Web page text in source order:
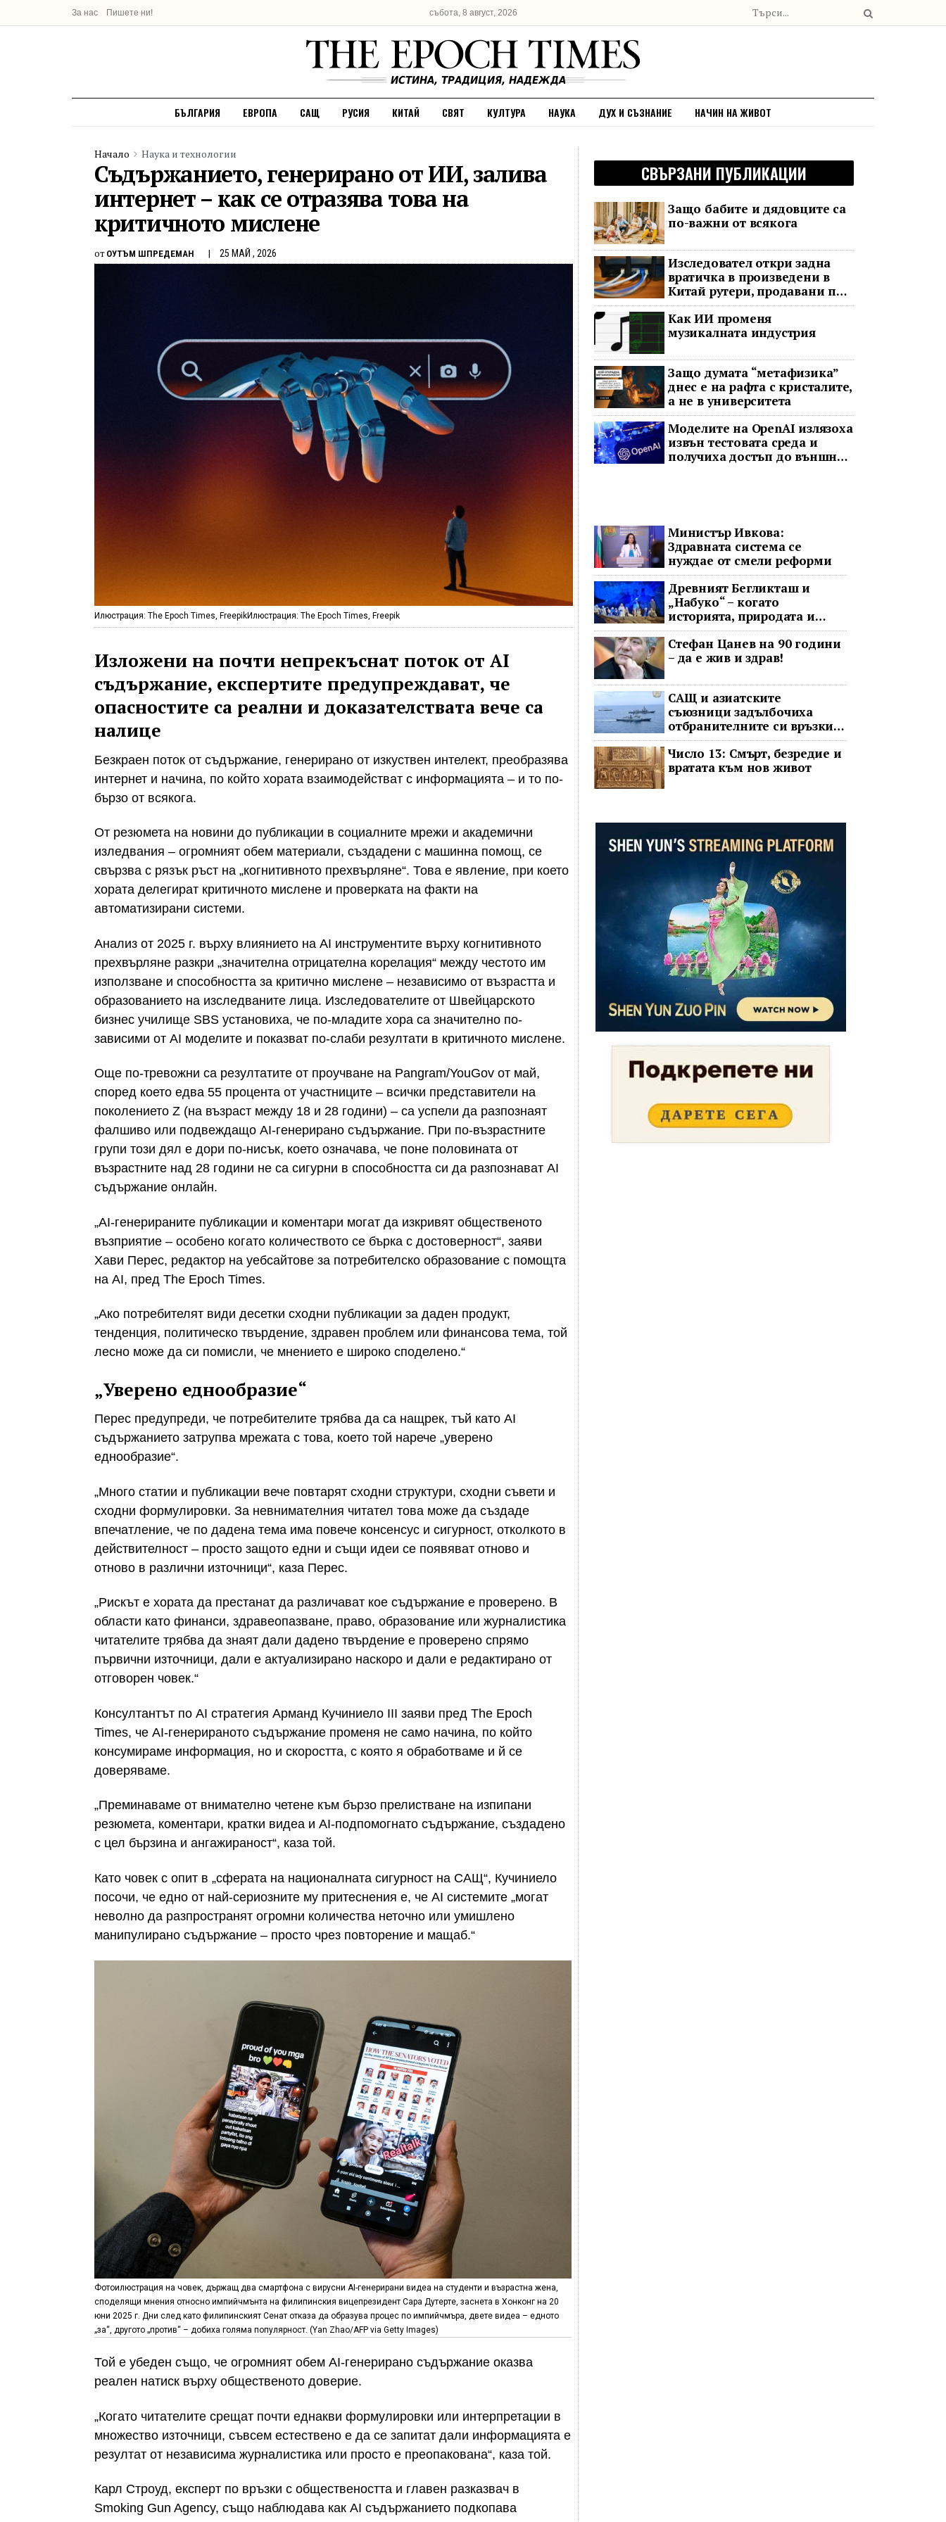
За нас Пишете ни! събота, 8 август, 2026
БЪЛГАРИЯ ЕВРОПА САЩ РУСИЯ КИТАЙ СВЯТ КУЛТУРА НАУКА ДУХ И СЪЗНАНИЕ НАЧИН НА ЖИВОТ
Начало Наука и технологии
Съдържанието, генерирано от ИИ, залива
интернет – как се отразява това на
критичното мислене
от ОУТЪМ ШПРЕДЕМАН 25 МАЙ , 2026
Илюстрация: The Epoch Times, FreepikИлюстрация: The Epoch Times, Freepik
Изложени на почти непрекъснат поток от AI
съдържание, експертите предупреждават, че
опасностите са реални и доказателствата вече са
налице
Безкраен поток от съдържание, генерирано от изкуствен интелект, преобразява
интернет и начина, по който хората взаимодействат с информацията – и то по-
бързо от всякога.
От резюмета на новини до публикации в социалните мрежи и академични
изледвания – огромният обем материали, създадени с машинна помощ, се
свързва с рязък ръст на „когнитивното прехвърляне“. Това е явление, при което
хората делегират критичното мислене и проверката на факти на
автоматизирани системи.
Анализ от 2025 г. върху влиянието на AI инструментите върху когнитивното
прехвърляне разкри „значителна отрицателна корелация“ между честото им
използване и способността за критично мислене – независимо от възрастта и
образованието на изследваните лица. Изследователите от Швейцарското
бизнес училище SBS установиха, че по-младите хора са значително по-
зависими от AI моделите и показват по-слаби резултати в критичното мислене.
Още по-тревожни са резултатите от проучване на Pangram/YouGov от май,
според което едва 55 процента от участниците – всички представители на
поколението Z (на възраст между 18 и 28 години) – са успели да разпознаят
фалшиво или подвеждащо AI-генерирано съдържание. При по-възрастните
групи този дял е дори по-нисък, което означава, че поне половината от
възрастните над 28 години не са сигурни в способността си да разпознават AI
съдържание онлайн.
„AI-генерираните публикации и коментари могат да изкривят общественото
възприятие – особено когато количеството се бърка с достоверност“, заяви
Хави Перес, редактор на уебсайтове за потребителско образование с помощта
на AI, пред The Epoch Times.
„Ако потребителят види десетки сходни публикации за даден продукт,
тенденция, политическо твърдение, здравен проблем или финансова тема, той
лесно може да си помисли, че мнението е широко споделено.“
„Уверено еднообразие“
Перес предупреди, че потребителите трябва да са нащрек, тъй като AI
съдържанието затрупва мрежата с това, което той нарече „уверено
еднообразие“.
„Много статии и публикации вече повтарят сходни структури, сходни съвети и
сходни формулировки. За невнимателния читател това може да създаде
впечатление, че по дадена тема има повече консенсус и сигурност, отколкото в
действителност – просто защото едни и същи идеи се появяват отново и
отново в различни източници“, каза Перес.
„Рискът е хората да престанат да различават кое съдържание е проверено. В
области като финанси, здравеопазване, право, образование или журналистика
читателите трябва да знаят дали дадено твърдение е проверено спрямо
първични източници, дали е актуализирано наскоро и дали е редактирано от
отговорен човек.“
Консултантът по AI стратегия Арманд Кучиниело III заяви пред The Epoch
Times, че AI-генерираното съдържание променя не само начина, по който
консумираме информация, но и скоростта, с която я обработваме и й се
доверяваме.
„Преминаваме от внимателно четене към бързо прелистване на изпипани
резюмета, коментари, кратки видеа и AI-подпомогнато съдържание, създадено
с цел бързина и ангажираност“, каза той.
Като човек с опит в „сферата на националната сигурност на САЩ“, Кучиниело
посочи, че едно от най-сериозните му притеснения е, че AI системите „могат
неволно да разпространят огромни количества неточно или умишлено
манипулирано съдържание – просто чрез повторение и мащаб.“
Фотоилюстрация на човек, държащ два смартфона с вирусни AI-генерирани видеа на студенти и възрастна жена,
споделящи мнения относно импийчмънта на филипинския вицепрезидент Сара Дутерте, заснета в Хонконг на 20
юни 2025 г. Дни след като филипинският Сенат отказа да образува процес по импийчмъра, двете видеа – едното
„за“, другото „против“ – добиха голяма популярност. (Yan Zhao/AFP via Getty Images)
Той е убеден също, че огромният обем AI-генерирано съдържание оказва
реален натиск върху общественото доверие.
„Когато читателите срещат почти еднакви формулировки или интерпретации в
множество източници, съвсем естествено е да се запитат дали информацията е
резултат от независима журналистика или просто е преопакована“, каза той.
Карл Строуд, експерт по връзки с обществеността и главен разказвач в
Smoking Gun Agency, също наблюдава как AI съдържанието подкопава
СВЪРЗАНИ ПУБЛИКАЦИИ
Защо бабите и дядовците са
по-важни от всякога
Изследовател откри задна
вратичка в произведени в
Китай рутери, продавани по
целия свят
Как ИИ променя
музикалната индустрия
Защо думата “метафизика”
днес е на рафта с кристалите,
а не в университета
Моделите на OpenAI излязоха
извън тестовата среда и
получиха достъп до външни
Министър Ивкова:
Здравната система се
нуждае от смели реформи
Древният Бегликташ и
„Набуко“ – когато
историята, природата и
операта говорят на един
език
Стефан Цанев на 90 години
– да е жив и здрав!
САЩ и азиатските
съюзници задълбочиха
отбранителните си връзки
срещу Китай
Число 13: Смърт, безредие и
вратата към нов живот